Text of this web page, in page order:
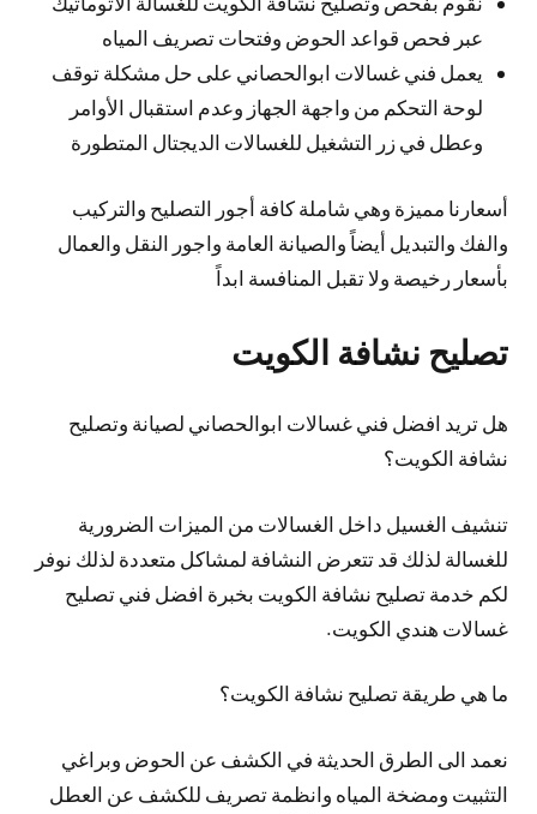
عبر فحص قواعد الحوض وفتحات تصريف المياه
يعمل فني غسالات ابوالحصاني على حل مشكلة توقف
لوحة التحكم من واجهة الجهاز وعدم استقبال الأوامر
وعطل في زر التشغيل للغسالات الديجتال المتطورة
أسعارنا مميزة وهي شاملة كافة أجور التصليح والتركيب
والفك والتبديل أيضاً والصيانة العامة واجور النقل والعمال
بأسعار رخيصة ولا تقبل المنافسة ابداً
تصليح نشافة الكويت
هل تريد افضل فني غسالات ابوالحصاني لصيانة وتصليح
نشافة الكويت؟
تنشيف الغسيل داخل الغسالات من الميزات الضرورية
للغسالة لذلك قد تتعرض النشافة لمشاكل متعددة لذلك نوفر
لكم خدمة تصليح نشافة الكويت بخبرة افضل فني تصليح
غسالات هندي الكويت.
ما هي طريقة تصليح نشافة الكويت؟
نعمد الى الطرق الحديثة في الكشف عن الحوض وبراغي
التثبيت ومضخة المياه وانظمة تصريف للكشف عن العطل